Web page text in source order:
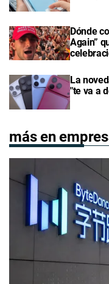
Dónde
Again”
La
"te va a
más en